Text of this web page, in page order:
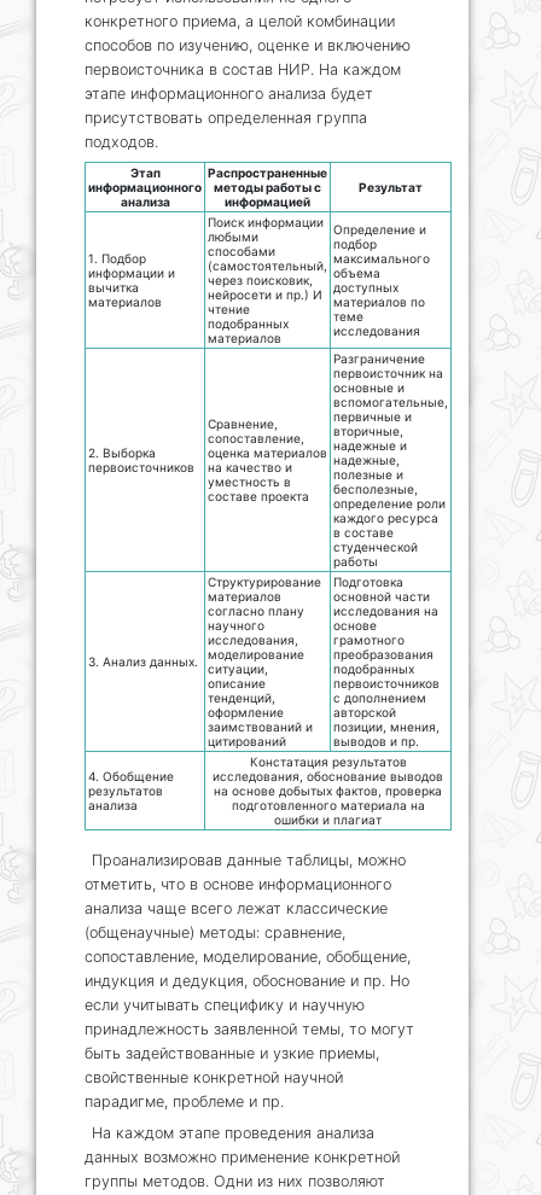
конкретного приема, а целой комбинации
способов по изучению, оценке и включению
первоисточника в состав НИР. На каждом
этапе информационного анализа будет
присутствовать определенная группа
подходов.
Этап
информационного
анализа
Распространенные
методы работы с
информацией
Результат
1. Подбор
информации и
вычитка
материалов
Поиск информации
любыми
способами
(самостоятельный,
через поисковик,
нейросети и пр.) И
чтение
подобранных
материалов
Определение и
подбор
максимального
объема
доступных
материалов по
теме
исследования
2. Выборка
первоисточников
Сравнение,
сопоставление,
оценка материалов
на качество и
уместность в
составе проекта
Разграничение
первоисточник на
основные и
вспомогательные,
первичные и
вторичные,
надежные и
надежные,
полезные и
бесполезные,
определение роли
каждого ресурса
в составе
студенческой
работы
3. Анализ данных.
Структурирование
материалов
согласно плану
научного
исследования,
моделирование
ситуации,
описание
тенденций,
оформление
заимствований и
цитирований
Подготовка
основной части
исследования на
основе
грамотного
преобразования
подобранных
первоисточников
с дополнением
авторской
позиции, мнения,
выводов и пр.
4. Обобщение
результатов
анализа
Констатация результатов
исследования, обоснование выводов
на основе добытых фактов, проверка
подготовленного материала на
ошибки и плагиат
Проанализировав данные таблицы, можно
отметить, что в основе информационного
анализа чаще всего лежат классические
(общенаучные) методы: сравнение,
сопоставление, моделирование, обобщение,
индукция и дедукция, обоснование и пр. Но
если учитывать специфику и научную
принадлежность заявленной темы, то могут
быть задействованные и узкие приемы,
свойственные конкретной научной
парадигме, проблеме и пр.
На каждом этапе проведения анализа
данных возможно применение конкретной
группы методов. Одни из них позволяют